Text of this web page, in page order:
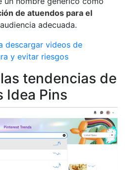
de atuendos para el
adecuada.
descargar videos de
y evitar riesgos
tendencias de
Idea Pins